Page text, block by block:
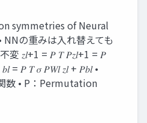
symmetries of Neural
の重みは入れ替えても
変 𝑧𝑙+1 = 𝑃 𝑇 𝑃𝑧𝑙+1 = 𝑃
= 𝑃 𝑇 𝜎 𝑃𝑊𝑙 𝑧𝑙 + 𝑃𝑏𝑙 •
数 • P：Permutation